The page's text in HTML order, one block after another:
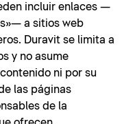
incluir enlaces —
a sitios web
Duravit se limita a
y no asume
ni por su
las páginas
de la